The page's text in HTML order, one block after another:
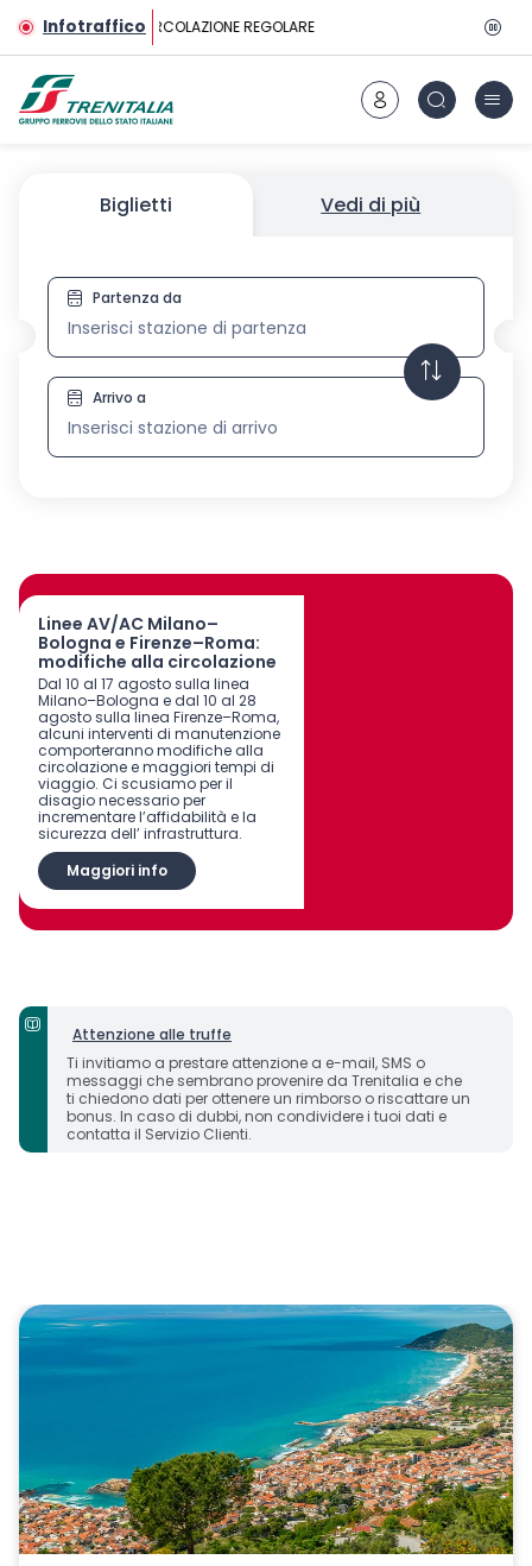
Vai al contenuto principale
InfotrafficoCIRCOLAZIONE REGOLARE
Biglietti Vedi di più
Biglietti
Partenza da
Arrivo a
Linee AV/AC Milano–
Bologna e Firenze–Roma:
modifiche alla circolazione
Dal 10 al 17 agosto sulla linea
Milano–Bologna e dal 10 al 28
agosto sulla linea Firenze–Roma,
alcuni interventi di manutenzione
comporteranno modifiche alla
circolazione e maggiori tempi di
viaggio. Ci scusiamo per il
disagio necessario per
incrementare l’affidabilità e la
sicurezza dell’ infrastruttura.
Maggiori info
Attenzione alle truffe
Ti invitiamo a prestare attenzione a e-mail, SMS o
messaggi che sembrano provenire da Trenitalia e che
ti chiedono dati per ottenere un rimborso o riscattare un
bonus. In caso di dubbi, non condividere i tuoi dati e
contatta il Servizio Clienti.
carosello immagini